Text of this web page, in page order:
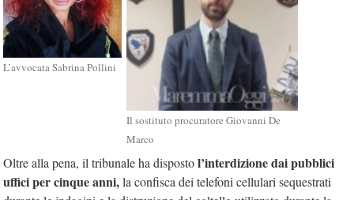
L’avvocata Sabrina Pollini
Il sostituto procuratore Giovanni De
Marco
Oltre alla pena, il tribunale ha dispostol’interdizione dai pubblici
uffici per cinque anni,la confisca dei telefoni cellulari sequestrati